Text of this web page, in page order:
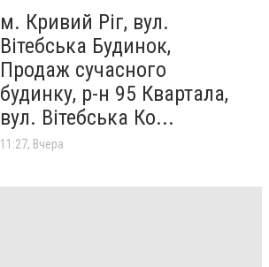
м. Кривий Ріг, вул.
Вітебська Будинок,
Продаж сучасного
будинку, р-н 95 Квартала,
вул. Вітебська Ко...
11:27, Вчера